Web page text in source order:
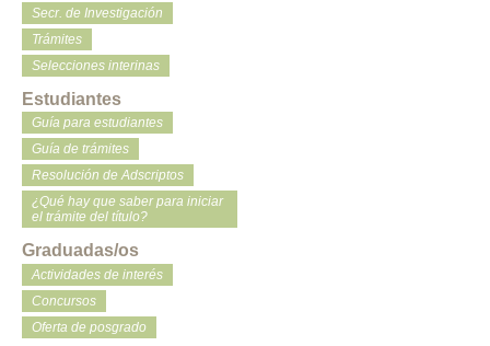
Secr. de Investigación
Trámites
Selecciones interinas
Estudiantes
Guía para estudiantes
Guía de trámites
Resolución de Adscriptos
¿Qué hay que saber para iniciar
el trámite del título?
Graduadas/os
Actividades de interés
Concursos
Oferta de posgrado